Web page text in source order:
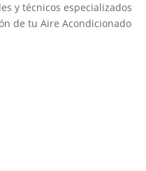
y técnicos especializados
de tu Aire Acondicionado